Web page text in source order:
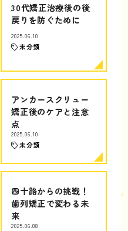
30代矯正治療後の後
戻りを防ぐために
2025.06.10
未分類
アンカースクリュー
矯正後のケアと注意
点
2025.06.10
未分類
四十路からの挑戦！
歯列矯正で変わる未
来
2025.06.08